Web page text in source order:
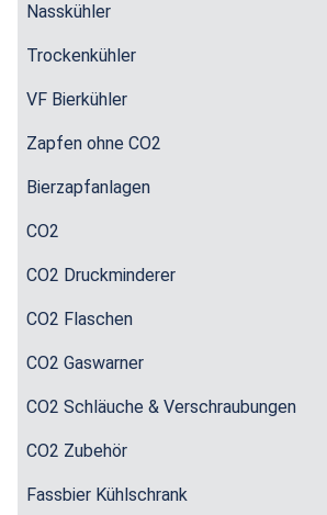
Nasskühler
Trockenkühler
VF Bierkühler
Zapfen ohne CO2
Bierzapfanlagen
CO2
CO2 Druckminderer
CO2 Flaschen
CO2 Gaswarner
CO2 Schläuche & Verschraubungen
CO2 Zubehör
Fassbier Kühlschrank